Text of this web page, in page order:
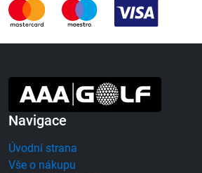
Navigace
Úvodní strana
Vše o nákupu